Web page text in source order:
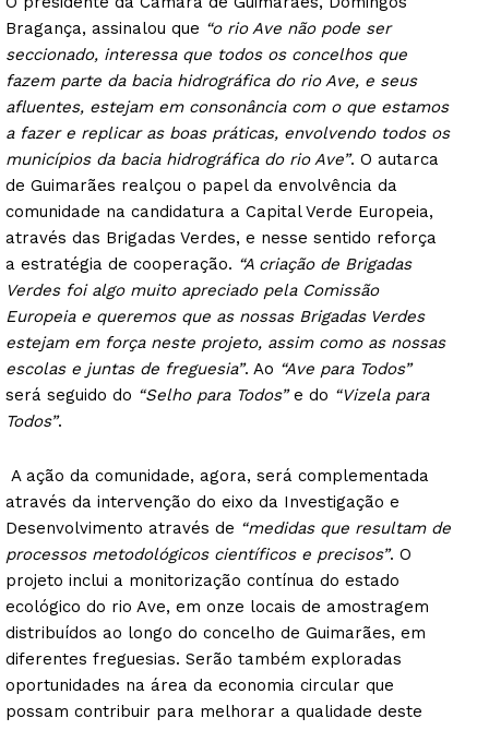
Bragança, assinalou que “o rio Ave não pode ser
seccionado, interessa que todos os concelhos que
fazem parte da bacia hidrográfica do rio Ave, e seus
afluentes, estejam em consonância com o que estamos
a fazer e replicar as boas práticas, envolvendo todos os
municípios da bacia hidrográfica do rio Ave”. O autarca
de Guimarães realçou o papel da envolvência da
comunidade na candidatura a Capital Verde Europeia,
através das Brigadas Verdes, e nesse sentido reforça
a estratégia de cooperação. “A criação de Brigadas
Verdes foi algo muito apreciado pela Comissão
Europeia e queremos que as nossas Brigadas Verdes
estejam em força neste projeto, assim como as nossas
escolas e juntas de freguesia”. Ao “Ave para Todos”
será seguido do “Selho para Todos”e do “Vizela para
Todos”.
A ação da comunidade, agora, será complementada
através da intervenção do eixo da Investigação e
Desenvolvimento através de “medidas que resultam de
processos metodológicos científicos e precisos”. O
projeto inclui a monitorização contínua do estado
ecológico do rio Ave, em onze locais de amostragem
distribuídos ao longo do concelho de Guimarães, em
diferentes freguesias. Serão também exploradas
oportunidades na área da economia circular que
possam contribuir para melhorar a qualidade deste